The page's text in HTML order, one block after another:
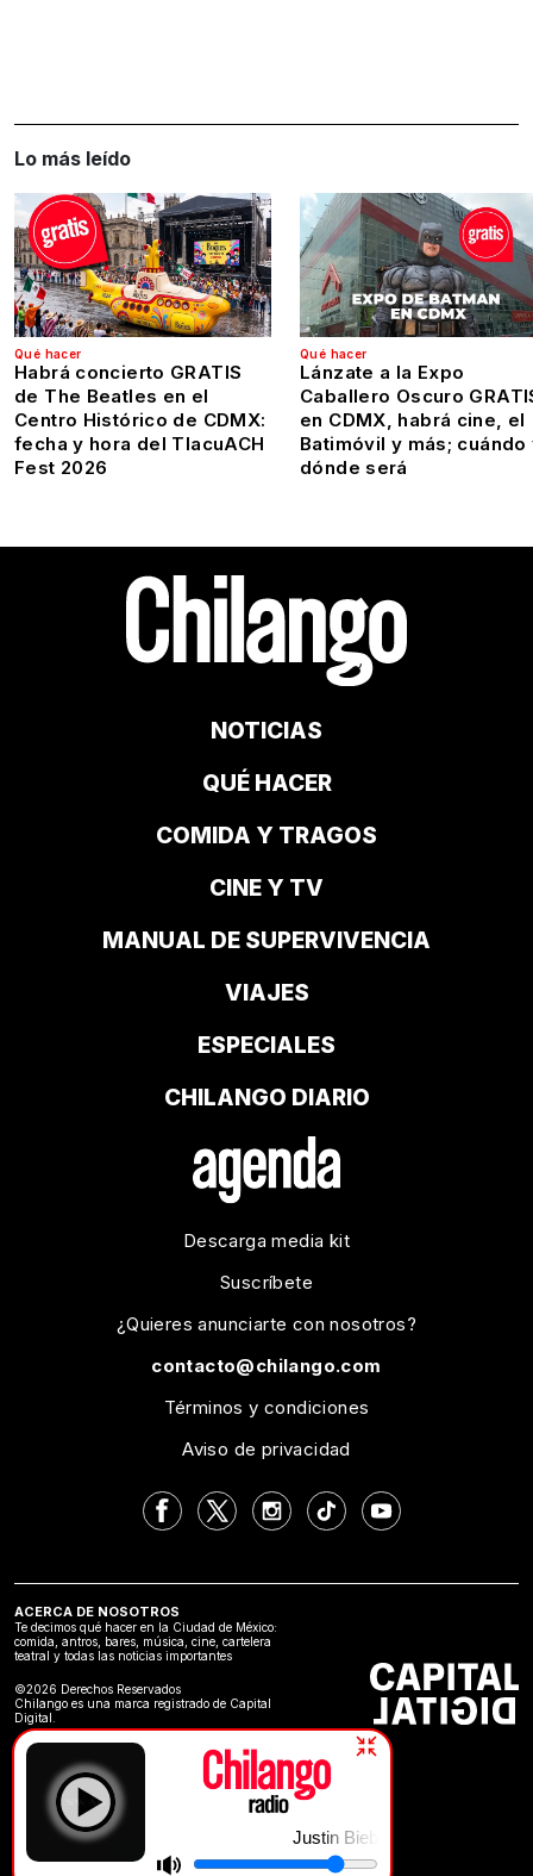
Justin Bieber | DAISIES
Lo más leído
Qué hacer
Habrá concierto GRATIS
de The Beatles en el
Centro Histórico de CDMX:
fecha y hora del TlacuACH
Fest 2026
Qué hacer
Lánzate a la Expo
Caballero Oscuro
en CDMX, habrá cine, el
Batimóvil y más; cuándo
dónde será
NOTICIAS
QUÉ HACER
COMIDA Y TRAGOS
CINE Y TV
MANUAL DE SUPERVIVENCIA
VIAJES
ESPECIALES
CHILANGO DIARIO
Descarga media kit
Suscríbete
¿Quieres anunciarte con nosotros?
contacto@chilango.com
Términos y condiciones
Aviso de privacidad
ACERCA DE NOSOTROS
Te decimos qué hacer en la Ciudad de México:
comida, antros, bares, música, cine, cartelera
teatral y todas las noticias importantes
©2026 Derechos Reservados
Chilango es una marca registrado de Capital
Digital.